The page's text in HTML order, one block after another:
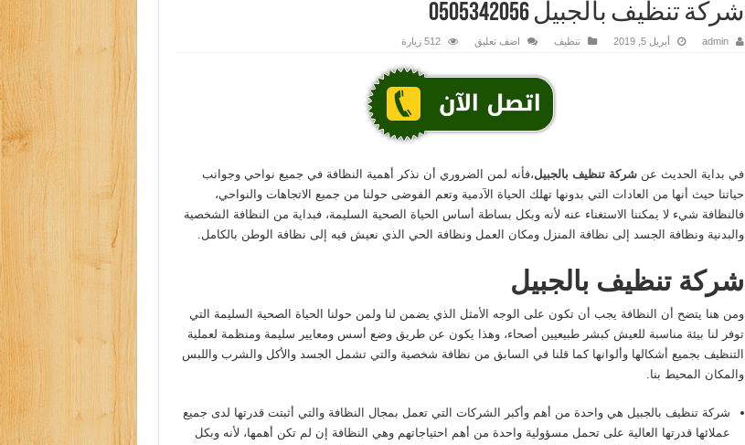
شركة تنظيف بالجبيل 0505342056
admin أبريل 5, 2019 تنظيف اضف تعليق 512 زيارة
في بداية الحديث عنشركة تنظيف بالجبيل،فأنه لمن الضروري أن نذكر أهمية النظافة في جميع نواحي وجوانب
حياتنا حيث أنها من العادات التي بدونها تهلك الحياة الآدمية وتعم الفوضى حولنا من جميع الاتجاهات والنواحي،
فالنظافة شيء لا يمكننا الاستغناء عنه لأنه وبكل بساطة أساس الحياة الصحية السليمة، فبداية من النظافة الشخصية
والبدنية ونظافة الجسد إلى نظافة المنزل ومكان العمل ونظافة الحي الذي نعيش فيه إلى نظافة الوطن بالكامل.
شركة تنظيف بالجبيل
ومن هنا يتضح أن النظافة يجب أن تكون على الوجه الأمثل الذي يضمن لنا ولمن حولنا الحياة الصحية السليمة التي
توفر لنا بيئة مناسبة للعيش كبشر طبيعيين أصحاء، وهذا يكون عن طريق وضع أسس ومعايير سليمة ومنظمة لعملية
التنظيف بجميع أشكالها وألوانها كما قلنا في السابق من نظافة شخصية والتي تشمل الجسد والأكل والشرب واللبس
والمكان المحيط بنا.
شركة تنظيف بالجبيل هي واحدة من أهم وأكبر الشركات التي تعمل بمجال النظافة والتي أثبتت قدرتها لدى جميع
عملائها قدرتها العالية على تحمل مسؤولية واحدة من أهم احتياجاتهم وهي النظافة إن لم تكن أهمها، لأنه وبكل